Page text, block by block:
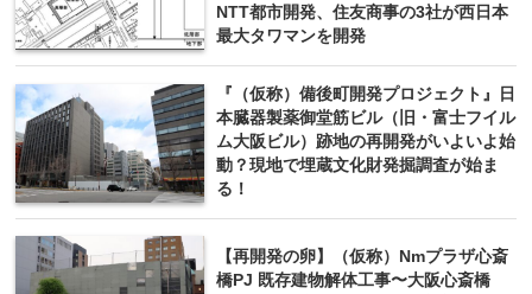
NTT都市開発、住友商事の3社が西日本
最大タワマンを開発
『（仮称）備後町開発プロジェクト』日
本臓器製薬御堂筋ビル（旧・富士フイル
ム大阪ビル）跡地の再開発がいよいよ始
動？現地で埋蔵文化財発掘調査が始ま
る！
【再開発の卵】（仮称）Nmプラザ心斎
橋PJ 既存建物解体工事〜大阪心斎橋